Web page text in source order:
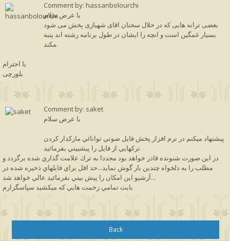
Comment by: hassanbolourchi
با عرض سلام
بعضی ترانه هایی که در خلال سخنان اقای شهبازی پخش می شود
بسیار غمگین است و انچه را ایشان در طول برنامه رشته اند پنبه
مکند.
با احترام
بلورچی
Comment by: saket
با عرض سلام
پيشنهاد ميكنم در نرم افزار پخش فايل صوتي توانائي ماركدار كردن
تركهايي از فايل را پيشبيني بفرمائيد
در اين صورت شنونده قادر خواهد بود مجددا به ترك علامت گذاري شده برگردد و
مطلب را به دلخواه چندين بار گوش نمايد...حد اقل براي فايلهاي ذخيره شده در
آرشيو اين امكان را پيش بيني بفرمائيد عالي خواهد شد...
بابت تمامي زخمت هايي كه ميكشيد سپاسگزارم
Back